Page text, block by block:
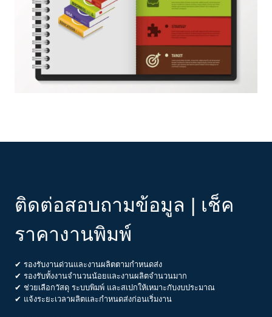
ติดต่อสอบถามข้อมูล | เช็ค
ราคางานพิมพ์
✔ รองรับงานด่วนและงานผลิตตามกำหนดส่ง
✔ รองรับทั้งงานจำนวนน้อยและงานผลิตจำนวนมาก
✔ ช่วยเลือกวัสดุ ระบบพิมพ์ และสเปกให้เหมาะกับงบประมาณ
✔ แจ้งระยะเวลาผลิตและกำหนดส่งก่อนเริ่มงาน